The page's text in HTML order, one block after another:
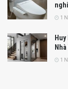
1
Huy
1